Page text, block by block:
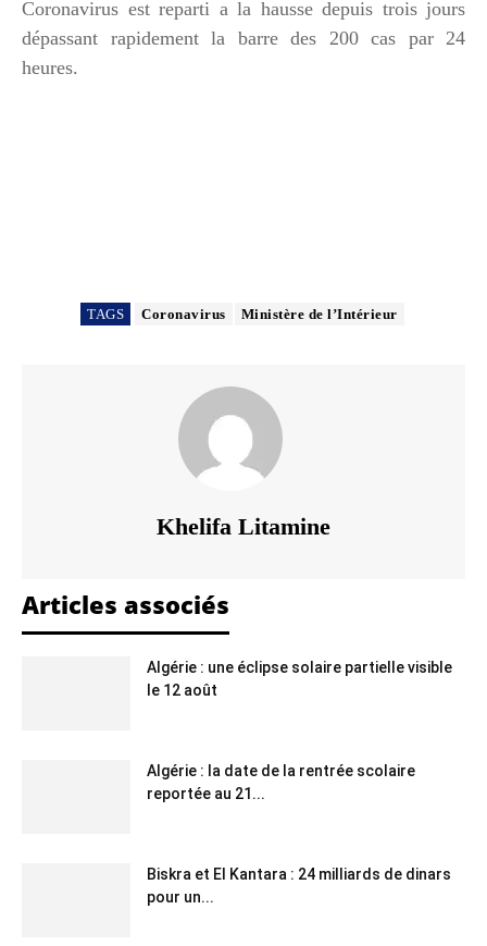
Coronavirus est reparti a la hausse depuis trois jours
dépassant rapidement la barre des 200 cas par 24
heures.
TAGS Coronavirus Ministère de l’Intérieur
Khelifa Litamine
Articles associés
Algérie : une éclipse solaire partielle visible
le 12 août
Algérie : la date de la rentrée scolaire
reportée au 21...
Biskra et El Kantara : 24 milliards de dinars
pour un...